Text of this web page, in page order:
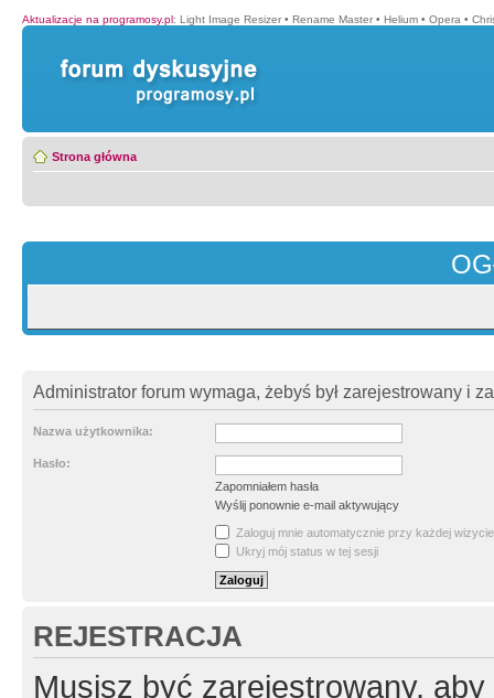
Aktualizacje na programosy.pl: Light Image Resizer • Rename Master • Helium • Opera •
Strona główna
Administrator forum wymaga, żebyś był zarejestrowany i
Nazwa użytkownika:
Hasło:
Zapomniałem hasła
Wyślij ponownie e-mail aktywujący
Zaloguj mnie automatycznie przy każdej wizycie
Ukryj mój status w tej sesji
REJESTRACJA
Musisz być zarejestrowany,